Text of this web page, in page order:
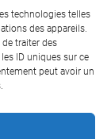
technologies telles
des appareils.
traiter des
ID uniques sur ce
peut avoir un
Protection
des données